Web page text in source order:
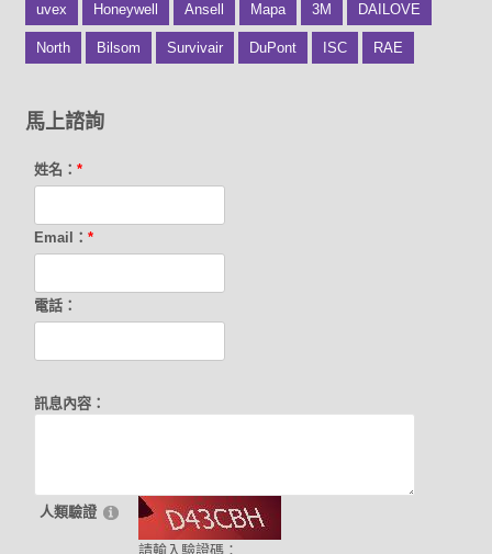
uvex Honeywell Ansell Mapa 3M DAILOVE
North Bilsom Survivair DuPont ISC RAE
馬上諮詢
姓名：*
Email：*
電話：
訊息內容：
人類驗證
請輸入驗證碼：